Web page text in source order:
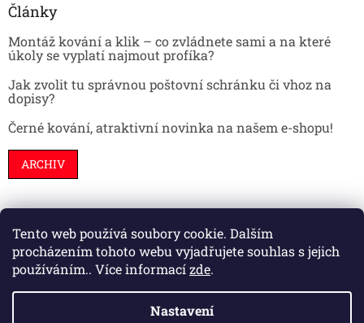
Tento web používá soubory cookie. Dalším
procházením tohoto webu vyjadřujete souhlas s jejich
používáním.. Více informacízde.
Nastavení
Články
Montáž kování a klik – co zvládnete sami a na které
úkoly se vyplatí najmout profíka?
Jak zvolit tu správnou poštovní schránku či vhoz na
dopisy?
Černé kování, atraktivní novinka na našem e-shopu!
ARCHIV
Stavební pouzdra Interiéry Dveře
Vytvořil Shoptet